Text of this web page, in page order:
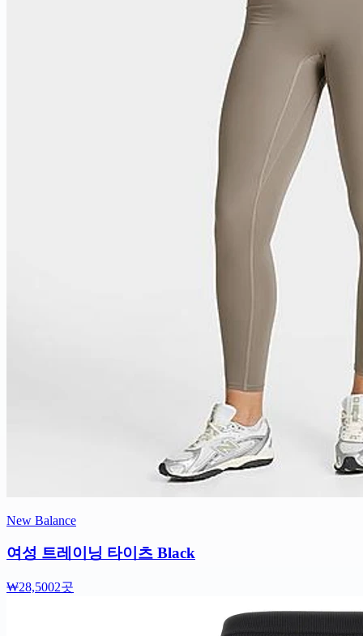
New Balance
여성 트레이닝 타이츠 Black
₩28,5002곳